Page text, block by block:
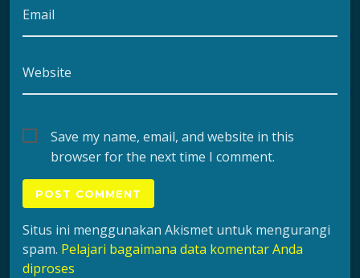
Email
Website
Save my name, email, and website in this
browser for the next time I comment.
Situs ini menggunakan Akismet untuk mengurangi
spam. Pelajari bagaimana data komentar Anda
diproses